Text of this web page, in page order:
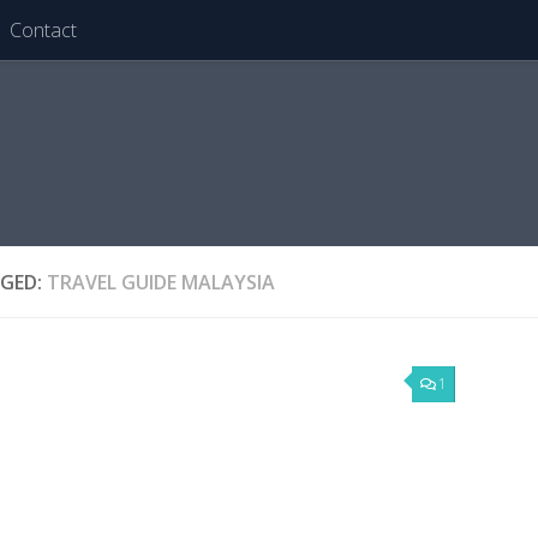
Contact
TRAVEL GUIDE MALAYSIA
1